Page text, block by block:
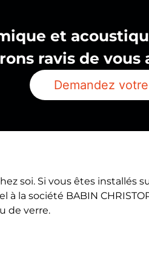
et
ravis de vous
Demandez
soi. Si vous êtes installés
à la société BABIN
de verre.